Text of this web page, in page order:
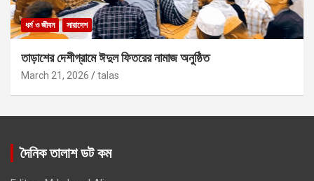
ধর্ম ও জীবন সারাদেশ
তাড়াশের দেশীগ্রামে ঈদুল ফিতরের নামাজ অনুষ্ঠিত
March 21, 2026 talas
দৈনিক তালাশ ডট কম